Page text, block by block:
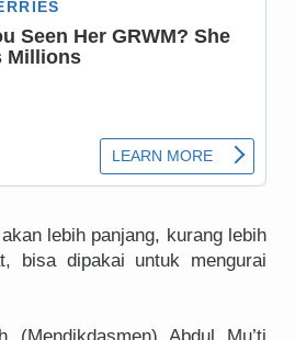
lebih panjang, kurang lebih
bisa dipakai untuk mengurai
(Mendikdasmen) Abdul Mu’ti